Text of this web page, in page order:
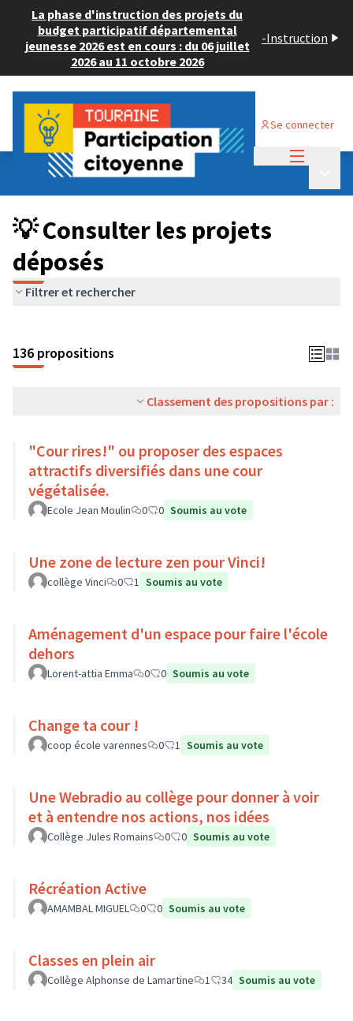
La phase d'instruction des projets du
budget participatif départemental
jeunesse 2026 est en cours : du 06 juillet
2026 au 11 octobre 2026
-Instruction
Se connecter
Budget Participatif JEUNESSE 2024
💡 Consulter les projets déposés
💡 Consulter les projets
déposés
Filtrer et rechercher
136 propositions
Classement des propositions par :
"Cour rires!" ou proposer des espaces
attractifs diversifiés dans une cour
végétalisée.
Ecole Jean Moulin 0 0 Soumis au vote
Une zone de lecture zen pour Vinci!
collège Vinci 0 1 Soumis au vote
Aménagement d'un espace pour faire l'école
dehors
Lorent-attia Emma 0 0 Soumis au vote
Change ta cour !
coop école varennes 0 1 Soumis au vote
Une Webradio au collège pour donner à voir
et à entendre nos actions, nos idées
Collège Jules Romains 0 0 Soumis au vote
Récréation Active
AMAMBAL MIGUEL 0 0 Soumis au vote
Classes en plein air
Collège Alphonse de Lamartine 1 34 Soumis au vote